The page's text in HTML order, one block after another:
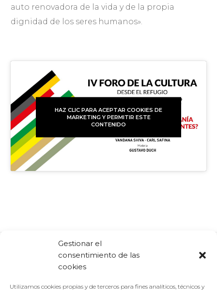
Gestionar el
consentimiento de las
cookies
Utilizamos cookies propias y de terceros para fines analíticos, técnicos y
auto renovadora de la vida y de la propia
dignidad de los seres humanos».
HAZ CLIC PARA ACEPTAR COOKIES DE
MARKETING Y PERMITIR ESTE
CONTENIDO
Comparte: Facebook Twitter